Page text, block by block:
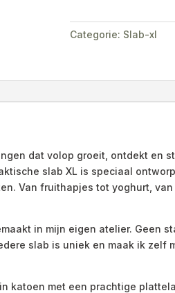
Categorie: Slab-xl
dat volop groeit, ontdekt en
slab XL is speciaal
Van fruithapjes tot yoghurt,
in mijn eigen atelier. Geen
slab is uniek en maak ik zelf
katoen met een prachtige